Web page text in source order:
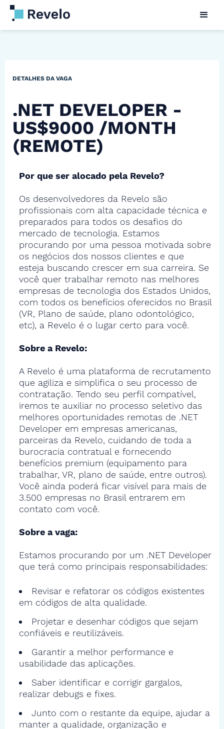
DETALHES DA VAGA
.NET DEVELOPER -
US$9000 /MONTH
(REMOTE)
Por que ser alocado pela Revelo?
Os desenvolvedores da Revelo são
profissionais com alta capacidade técnica e
preparados para todos os desafios do
mercado de tecnologia. Estamos
procurando por uma pessoa motivada sobre
os negócios dos nossos clientes e que
esteja buscando crescer em sua carreira. Se
você quer trabalhar remoto nas melhores
empresas de tecnologia dos Estados Unidos,
com todos os benefícios oferecidos no Brasil
(VR, Plano de saúde, plano odontológico,
etc), a Revelo é o lugar certo para você.
Sobre a Revelo:
A Revelo é uma plataforma de recrutamento
que agiliza e simplifica o seu processo de
contratação. Tendo seu perfil compatível,
iremos te auxiliar no processo seletivo das
melhores oportunidades remotas de .NET
Developer em empresas americanas,
parceiras da Revelo, cuidando de toda a
burocracia contratual e fornecendo
benefícios premium (equipamento para
trabalhar, VR, plano de saúde, entre outros).
Você ainda poderá ficar visível para mais de
3.500 empresas no Brasil entrarem em
contato com você.
Sobre a vaga:
Estamos procurando por um .NET Developer
que terá como principais responsabilidades:
Revisar e refatorar os códigos existentes
em códigos de alta qualidade.
Projetar e desenhar códigos que sejam
confiáveis e reutilizáveis.
Garantir a melhor performance e
usabilidade das aplicações.
Saber identificar e corrigir gargalos,
realizar debugs e fixes.
Junto com o restante da equipe, ajudar a
manter a qualidade, organização e